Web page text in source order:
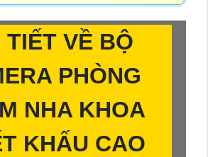
TIẾT VỀ BỘ
PHÒNG
NHA KHOA
KHẤU CAO